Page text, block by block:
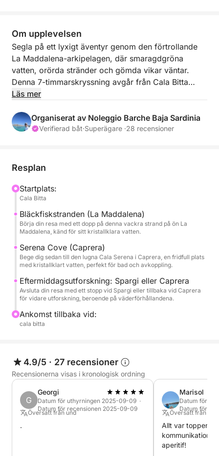
Om upplevelsen
Segla på ett lyxigt äventyr genom den förtrollande
La Maddalena-arkipelagen, där smaragdgröna
vatten, orörda stränder och gömda vikar väntar.
Denna 7-timmarskryssning avgår från Cala Bitta
(Baja Sardinia) och lovar en dag fylld med
medelhavslycka. Denna tur är perfekt för natur- och
solälskare och tar dig nära de mest hisnande
Med sin balans mellan utforskning, simning och
av det sardiska paradiset, utformad för att glädja
sinnena och lugna själen.
BRÄNSLEPRIS ingår inte.
Med denna tur besöker du de bästa öarna i La
Maddalena-arkipelagen:
Maddalena
Budelli, Santa Maria, Razzoli
Spargi
Läs mer
Organiserat av Noleggio Barche Baja Sardinia
Verifierad båt·Superägare ·28 recensioner
Resplan
Startplats:
Cala Bitta
Bläckfiskstranden (La Maddalena)
Börja din resa med ett dopp på denna vackra strand på ön La
Maddalena, känd för sitt kristallklara vatten.
Serena Cove (Caprera)
Bege dig sedan till den lugna Cala Serena i Caprera, en fridfull plats
med kristallklart vatten, perfekt för bad och avkoppling.
Eftermiddagsutforskning: Spargi eller Caprera
Avsluta din resa med ett stopp vid Spargi eller tillbaka vid Caprera
för vidare utforskning, beroende på väderförhållandena.
Ankomst tillbaka vid:
cala bitta
4.9/5 · 27 recensioner
Recensionerna visas i kronologisk ordning
G
Georgi
Datum för uthyrningen 2025-09-09 ·
Datum för recensionen 2025-09-09
Översatt från und
.
Marisol
Datum för
Datum för
Översatt från
Allt var toppen
kommunikation,
aperitif!